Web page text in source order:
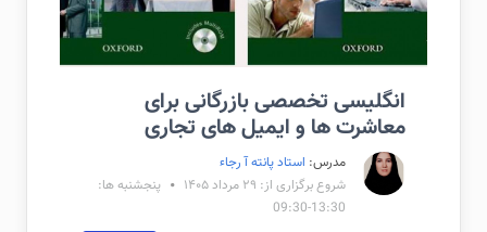
انگلیسی تخصصی بازرگانی برای
معاشرت ها و ایمیل های تجاری
مدرس: استاد پانته آ رجاء
شروع برگزاری از: ۲۹ مرداد ۱۴۰۵
پنجشنبه ها:
13:30-09:30